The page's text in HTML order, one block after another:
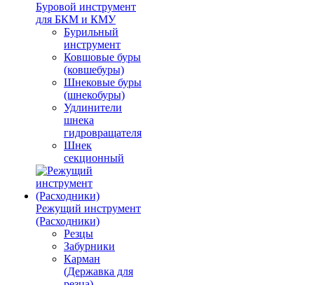
Буровой инструмент
для БКМ и КМУ
Бурильный
инструмент
Ковшовые буры
(ковшебуры)
Шнековые буры
(шнекобуры)
Удлинители
шнека
гидровращателя
Шнек
секционный
Режущий инструмент
(Расходники)
Резцы
Забурники
Карман
(Державка для